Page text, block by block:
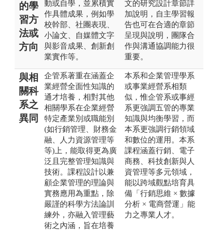
的學
習方
法或
方向
動或自學，並累積實
作具體成果，例如學
校幹部、社團表現、
小論文、自媒體文字
與影音成果、創新創
業實作等。
文的研究設計章節詳
加說明，自主學習報
告也可在合適的章節
呈現與說明，團隊合
作與溝通協調能力很
重要。
與相
關科
系之
異同
企管系著重在涵蓋企
業經營全面性知識的
通才培養，相對其他
相關學系在企業經營
特定產業別或職能別
(如行銷管理、財務金
融、人力資源管理等
等)上，能取得更為廣
泛且完整管理知識與
技術。課程設計以兼
顧企業管理的理論與
實務應用為重點，除
嚴謹的科學方法論訓
練外，亦融入管理藝
術之內涵，旨在培養
本系和企業管理學系
或事業經營系相類
似，惟企管系或事經
系更強調五管的專業
知識與均衡學習，而
本系更強調行銷領域
和數位的運用。本系
課程涵蓋行銷、電子
商務、科技創新與人
資管理等多元領域，
能以跨域觀點培育具
備「行銷思維 × 數據
分析 × 電商營運」能
力之專業人才。